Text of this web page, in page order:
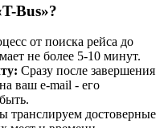
Bus»?
от поиска рейса до
не более 5-10 минут.
Сразу после завершения
ваш e-mail - его
транслируем достоверные